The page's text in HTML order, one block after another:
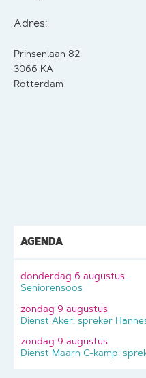
Adres:
Prinsenlaan 82
3066 KA
Rotterdam
AGENDA
donderdag 6 augustus
Seniorensoos
zondag 9 augustus
Dienst Aker: spreker
zondag 9 augustus
Dienst Maarn C-kamp: